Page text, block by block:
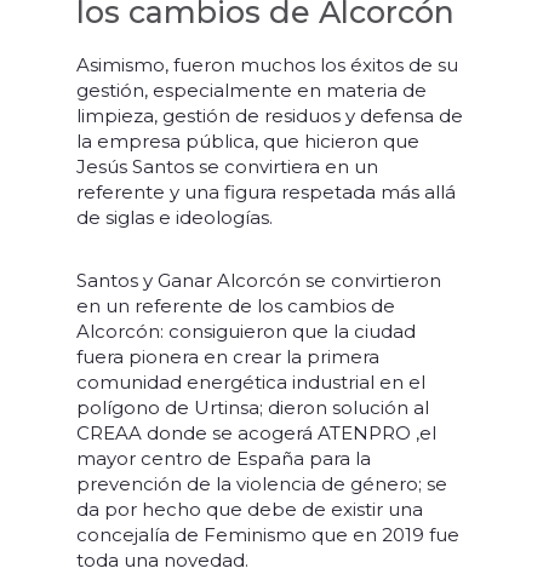
los cambios de Alcorcón
Asimismo, fueron muchos los éxitos de su
gestión, especialmente en materia de
limpieza, gestión de residuos y defensa de
la empresa pública, que hicieron que
Jesús Santos se convirtiera en un
referente y una figura respetada más allá
de siglas e ideologías.
Santos y Ganar Alcorcón se convirtieron
en un referente de los cambios de
Alcorcón: consiguieron que la ciudad
fuera pionera en crear la primera
comunidad energética industrial en el
polígono de Urtinsa; dieron solución al
CREAA donde se acogerá ATENPRO ,el
mayor centro de España para la
prevención de la violencia de género; se
da por hecho que debe de existir una
concejalía de Feminismo que en 2019 fue
toda una novedad.